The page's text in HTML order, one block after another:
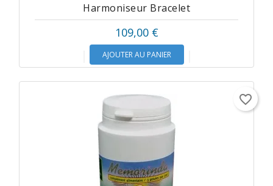
Harmoniseur Bracelet
109,00 €
AJOUTER AU PANIER
favorite_border